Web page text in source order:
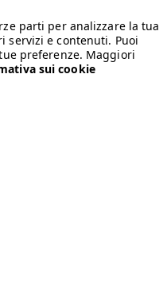
parti per analizzare la tua
servizi e contenuti. Puoi
preferenze. Maggiori
sui cookie
the brand